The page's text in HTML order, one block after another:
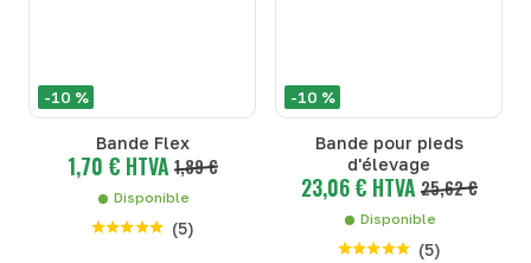
-10 %
Bande Flex
1,70 € HTVA 1,89 €
Disponible
(5)
-10 %
Bande pour pieds
d'élevage
23,06 € HTVA 25,62 €
Disponible
(5)